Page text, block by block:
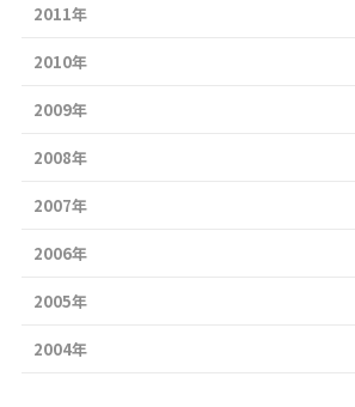
2011年
2010年
2009年
2008年
2007年
2006年
2005年
2004年